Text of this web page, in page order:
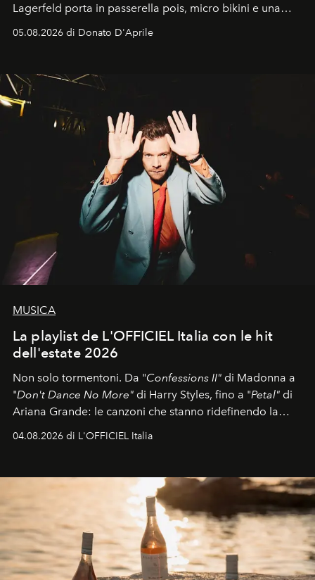
Lagerfeld porta in passerella pois, micro bikini e una
Kate, Claudia e Carla una dietro l'altra. Trent'anni dopo,
uno dei documenti più contemporanei che abbiamo.
05.08.2026 di Donato D'Aprile
MUSICA
La playlist de L'OFFICIEL Italia con le hit
dell'estate 2026
Non solo tormentoni. Da "Confessions II" di Madonna a
"Don't Dance No More" di Harry Styles, fino a "Petal" di
Ariana Grande: le canzoni che stanno ridefinendo la
04.08.2026 di L'OFFICIEL Italia